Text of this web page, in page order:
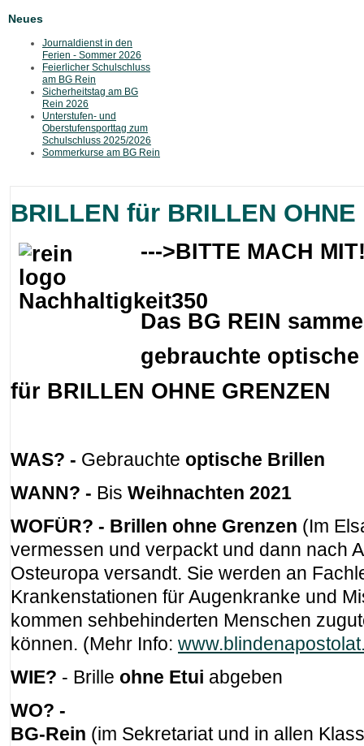
Neues
Journaldienst in den
Ferien - Sommer 2026
Feierlicher Schulschluss
am BG Rein
Sicherheitstag am BG
Rein 2026
Unterstufen- und
Oberstufensporttag zum
Schulschluss 2025/2026
Sommerkurse am BG Rein
BRILLEN für BRILLEN OHNE
--->BITTE MACH
Das BG REIN
gebrauchte
für BRILLEN OHNE GRENZEN
WAS? - Gebrauchte optische Brillen
WANN? - Bis Weihnachten 2021
WOFÜR? - Brillen ohne Grenzen (Im
vermessen und verpackt und dann nach
Osteuropa versandt. Sie werden an
Krankenstationen für Augenkranke und
kommen sehbehinderten Menschen
können. (Mehr Info:
WIE? - Brille ohne Etui abgeben
WO? -
BG-Rein (im Sekretariat und in allen